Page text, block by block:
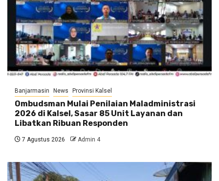
Banjarmasin News Provinsi Kalsel
Ombudsman Mulai Penilaian Maladministrasi
2026 di Kalsel, Sasar 85 Unit Layanan dan
Libatkan Ribuan Responden
7 Agustus 2026 Admin 4